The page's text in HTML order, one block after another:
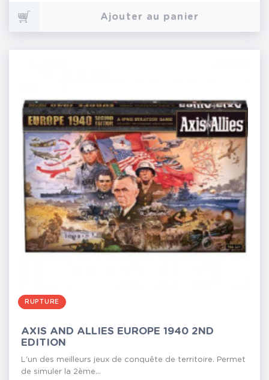
Ajouter au panier
RUPTURE
AXIS AND ALLIES EUROPE 1940 2ND
EDITION
L'un des meilleurs jeux de conquête de territoire. Permet
de simuler la 2ème...